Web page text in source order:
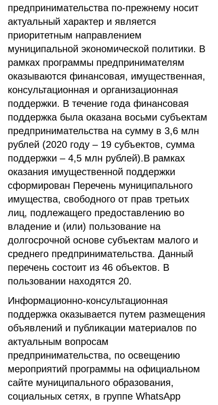
предпринимательства по-прежнему носит
актуальный характер и является
приоритетным направлением
муниципальной экономической политики. В
рамках программы предпринимателям
оказываются финансовая, имущественная,
консультационная и организационная
поддержки. В течение года финансовая
поддержка была оказана восьми субъектам
предпринимательства на сумму в 3,6 млн
рублей (2020 году – 19 субъектов, сумма
поддержки – 4,5 млн рублей).В рамках
оказания имущественной поддержки
сформирован Перечень муниципального
имущества, свободного от прав третьих
лиц, подлежащего предоставлению во
владение и (или) пользование на
долгосрочной основе субъектам малого и
среднего предпринимательства. Данный
перечень состоит из 46 объектов. В
пользовании находятся 20.
Информационно-консультационная
поддержка оказывается путем размещения
объявлений и публикации материалов по
актуальным вопросам
предпринимательства, по освещению
мероприятий программы на официальном
сайте муниципального образования,
социальных сетях, в группе WhatsApp